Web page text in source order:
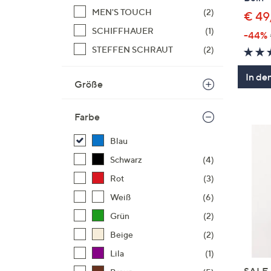
MEN'S TOUCH
(2)
SCHIFFHAUER
(1)
STEFFEN SCHRAUT
(2)
Größe
Farbe
Blau
Schwarz
(4)
Rot
(3)
Weiß
(6)
Grün
(2)
Beige
(2)
Lila
(1)
€
-44%
In